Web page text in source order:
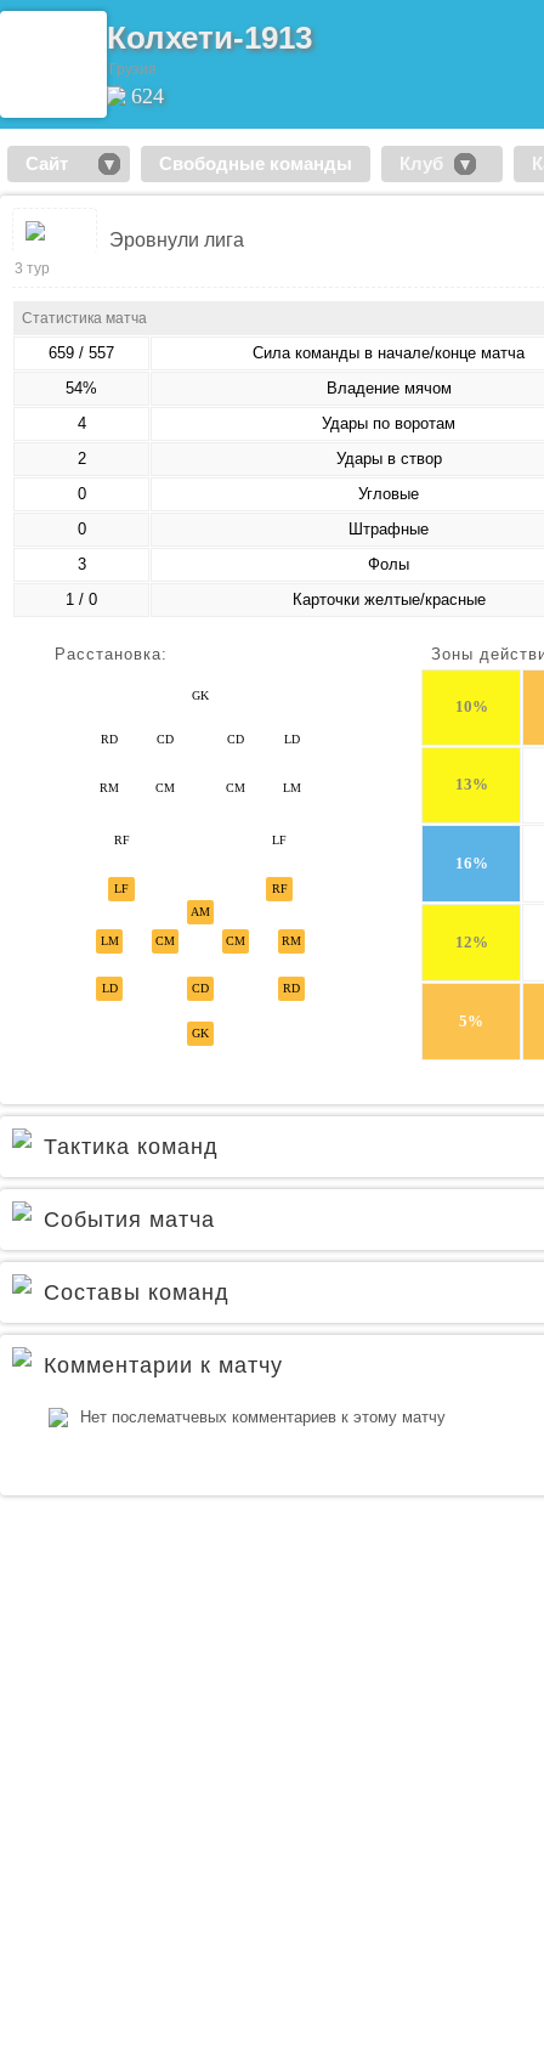
Колхети-1913
Грузия
624
Сайт Свободные команды Клуб
Эровнули лига
3 тур
Статистика матча
659 / 557
Сила команды в начале/конце матча
54%
Владение мячом
4
Удары по воротам
2
Удары в створ
0
Угловые
0
Штрафные
3
Фолы
1 / 0
Карточки желтые/красные
Расстановка:
GK
LD
CD
CD
RD
LM
CM
CM
RM
LF
RF
GK
LD CD RD
CM CM RM
RF
AM
LM
LF
Зоны
10%
13%
16%
12%
5%
Тактика команд
События матча
Составы команд
Комментарии к матчу
Нет послематчевых комментариев к этому матчу